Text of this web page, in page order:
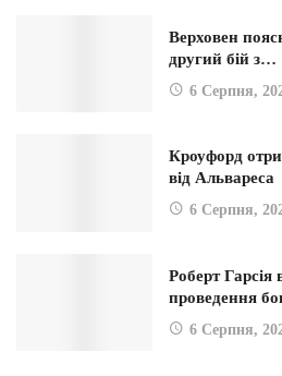
Верховен
другий бій з…
6 Серпня,
Кроуфорд
від Альвареса
6 Серпня,
Роберт Гарсія
проведення
6 Серпня,